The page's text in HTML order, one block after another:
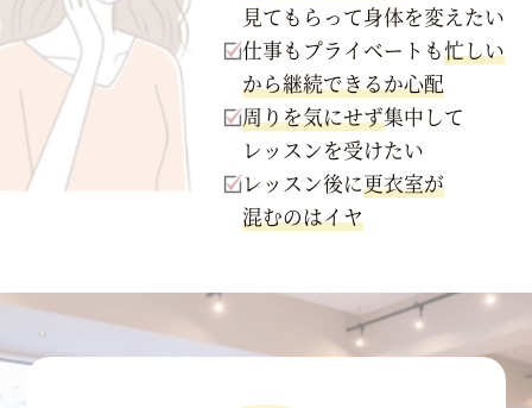
見てもらって身体を変えたい
仕事もプライベートも忙しい
から継続できるか心配
周りを気にせず集中して
レッスンを受けたい
レッスン後に更衣室が
混むのはイヤ